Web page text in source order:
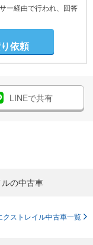
ー経由で行われ、回答
依頼
LINEで共有
の中古車
クストレイル中古車一覧